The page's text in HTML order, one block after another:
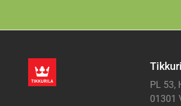
PL 53,
01301